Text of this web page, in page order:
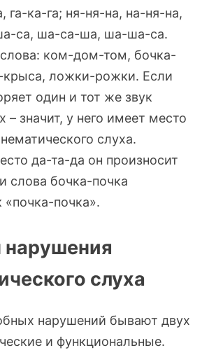
га-ка-га; ня-ня-на, на-ня-на,
са, ша-са-ша, ша-ша-са.
ком-дом-том, бочка-
ложки-рожки. Если
один и тот же звук
– значит, у него имеет место
слуха.
да-та-да он произносит
слова бочка-почка
«почка-почка».
слуха
нарушений бывают двух
и функциональные.